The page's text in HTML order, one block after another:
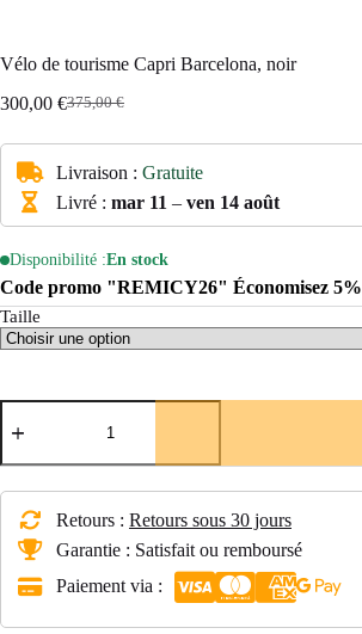
Vélo de tourisme Capri Barcelona, noir
375,00€
Le
était :
375,00 €.
300,00 €Le
est :
300,00 €.
Livraison : Gratuite
Livré : mar 11 – ven 14 août
Disponibilité :En stock
Code promo "REMICY26" Économisez 5%
Taille
quantité
de
de
tourisme
Capri
Barcelona,
noir
Retours : Retours sous 30 jours
Garantie : Satisfait ou remboursé
Paiement via :